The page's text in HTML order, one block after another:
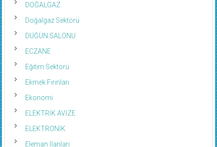
DOĞALGAZ
Doğalgaz Sektörü
DÜĞÜN SALONU
ECZANE
Eğitim Sektörü
Ekmek Fırınları
Ekonomi
ELEKTRİK AVİZE
ELEKTRONİK
Eleman İlanları